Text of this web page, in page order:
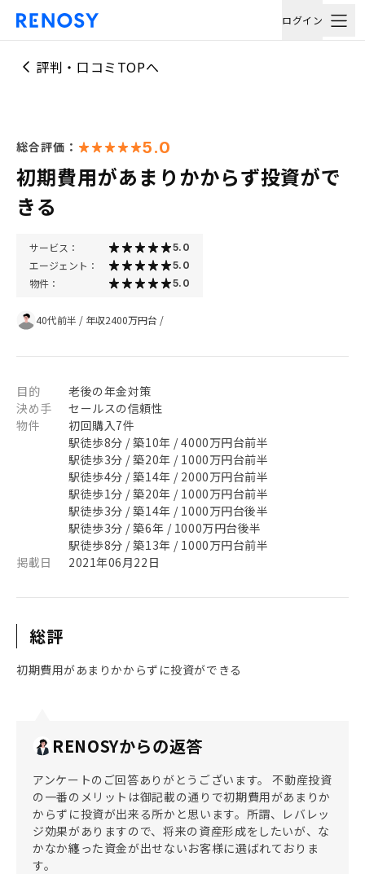
ログイン
評判・口コミTOPへ
総合評価： 5.0
初期費用があまりかからず投資がで
きる
サービス： 5.0
エージェント： 5.0
物件： 5.0
40代前半 / 年収2400万円台 /
目的
老後の年金対策
決め手
セールスの信頼性
物件
初回購入7件
駅徒歩8分 / 築10年 / 4000万円台前半
駅徒歩3分 / 築20年 / 1000万円台前半
駅徒歩4分 / 築14年 / 2000万円台前半
駅徒歩1分 / 築20年 / 1000万円台前半
駅徒歩3分 / 築14年 / 1000万円台後半
駅徒歩3分 / 築6年 / 1000万円台後半
駅徒歩8分 / 築13年 / 1000万円台前半
掲載日
2021年06月22日
総評
初期費用があまりかからずに投資ができる
RENOSYからの返答
アンケートのご回答ありがとうございます。 不動産投資
の一番のメリットは御記載の通りで初期費用があまりか
からずに投資が出来る所かと思います。所謂、レバレッ
ジ効果がありますので、将来の資産形成をしたいが、な
かなか纏った資金が出せないお客様に選ばれておりま
す。